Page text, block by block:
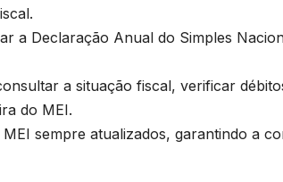
a Declaração Anual do Simples
a situação fiscal, verificar
do MEI.
sempre atualizados, garantindo a